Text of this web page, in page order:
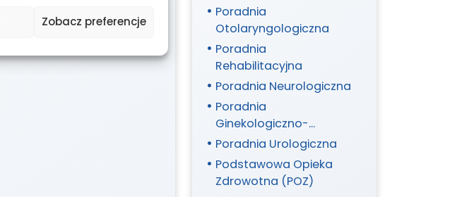
Zobacz preferencje
Poradnia
Otolaryngologiczna
Poradnia
Rehabilitacyjna
Poradnia Neurologiczna
Poradnia
Ginekologiczno-
Położnicza
Poradnia Urologiczna
Podstawowa Opieka
Zdrowotna (POZ)